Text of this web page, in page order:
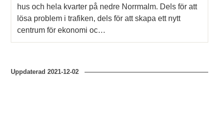
hus och hela kvarter på nedre Norrmalm. Dels för att
lösa problem i trafiken, dels för att skapa ett nytt
centrum för ekonomi oc…
Uppdaterad2021-12-02